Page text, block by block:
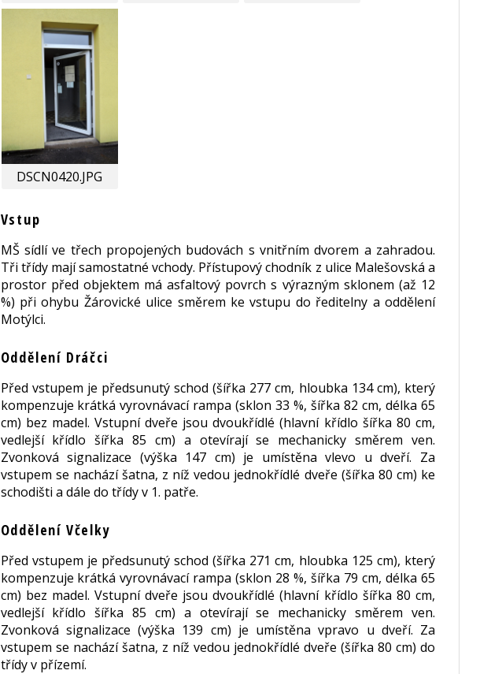
DSCN0420.JPG
Vstup
MŠ sídlí ve třech propojených budovách s vnitřním dvorem a zahradou.
Tři třídy mají samostatné vchody. Přístupový chodník z ulice Malešovská a
prostor před objektem má asfaltový povrch s výrazným sklonem (až 12
%) při ohybu Žárovické ulice směrem ke vstupu do ředitelny a oddělení
Motýlci.
Oddělení Dráčci
Před vstupem je předsunutý schod (šířka 277 cm, hloubka 134 cm), který
kompenzuje krátká vyrovnávací rampa (sklon 33 %, šířka 82 cm, délka 65
cm) bez madel. Vstupní dveře jsou dvoukřídlé (hlavní křídlo šířka 80 cm,
vedlejší křídlo šířka 85 cm) a otevírají se mechanicky směrem ven.
Zvonková signalizace (výška 147 cm) je umístěna vlevo u dveří. Za
vstupem se nachází šatna, z níž vedou jednokřídlé dveře (šířka 80 cm) ke
schodišti a dále do třídy v 1. patře.
Oddělení Včelky
Před vstupem je předsunutý schod (šířka 271 cm, hloubka 125 cm), který
kompenzuje krátká vyrovnávací rampa (sklon 28 %, šířka 79 cm, délka 65
cm) bez madel. Vstupní dveře jsou dvoukřídlé (hlavní křídlo šířka 80 cm,
vedlejší křídlo šířka 85 cm) a otevírají se mechanicky směrem ven.
Zvonková signalizace (výška 139 cm) je umístěna vpravo u dveří. Za
vstupem se nachází šatna, z níž vedou jednokřídlé dveře (šířka 80 cm) do
třídy v přízemí.